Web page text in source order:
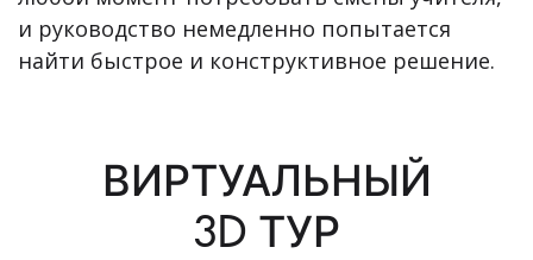
и руководство немедленно попытается
найти быстрое и конструктивное решение.
ВИРТУАЛЬНЫЙ
3D ТУР